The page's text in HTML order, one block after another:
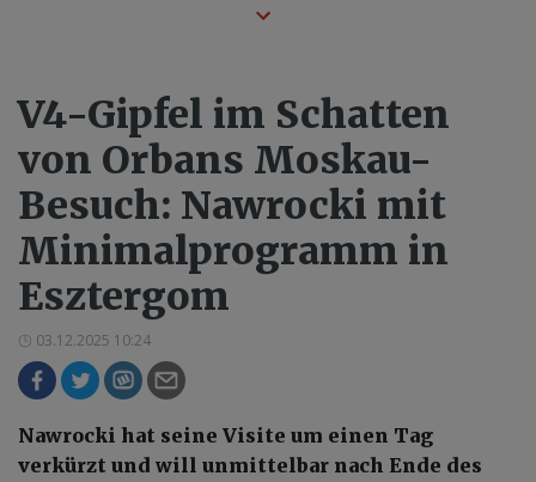
V4-Gipfel im Schatten
von Orbans Moskau-
Besuch: Nawrocki mit
Minimalprogramm in
Esztergom
03.12.2025 10:24
Nawrocki hat seine Visite um einen Tag
verkürzt und will unmittelbar nach Ende des